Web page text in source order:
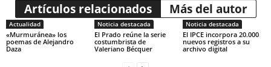
Artículos relacionados Más del autor
Actualidad
«Murmuránea» los
poemas de Alejandro
Daza
Noticia destacada
El Prado reúne la serie
costumbrista de
Valeriano Bécquer
Noticia destacada
El IPCE incorpora 20.000
nuevos registros a su
archivo digital